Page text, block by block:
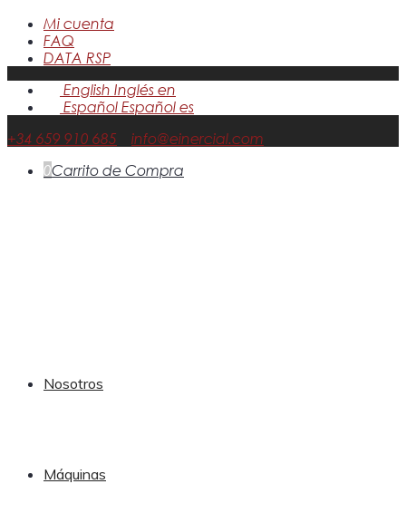
Mi cuenta
FAQ
DATA RSP
English Inglés en
Español Español es
+34 659 910 685
info@einercial.com
0Carrito de Compra
Nosotros
Máquinas